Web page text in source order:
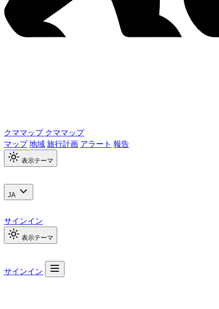
クママップ クママップ
マップ地域旅行計画 アラート 報告
表示テーマ
JA
サインイン
表示テーマ
サインイン